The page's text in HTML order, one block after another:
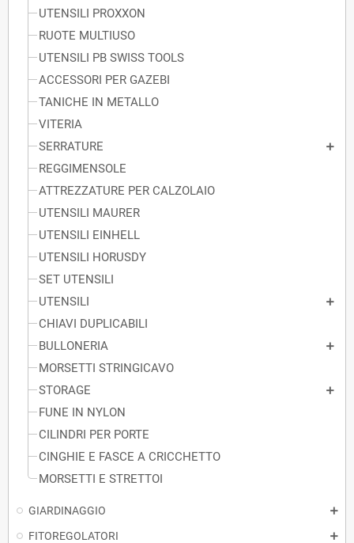
UTENSILI PROXXON
RUOTE MULTIUSO
UTENSILI PB SWISS TOOLS
ACCESSORI PER GAZEBI
TANICHE IN METALLO
VITERIA
SERRATURE
REGGIMENSOLE
ATTREZZATURE PER CALZOLAIO
UTENSILI MAURER
UTENSILI EINHELL
UTENSILI HORUSDY
SET UTENSILI
UTENSILI
CHIAVI DUPLICABILI
BULLONERIA
MORSETTI STRINGICAVO
STORAGE
FUNE IN NYLON
CILINDRI PER PORTE
CINGHIE E FASCE A CRICCHETTO
MORSETTI E STRETTOI
GIARDINAGGIO
FITOREGOLATORI